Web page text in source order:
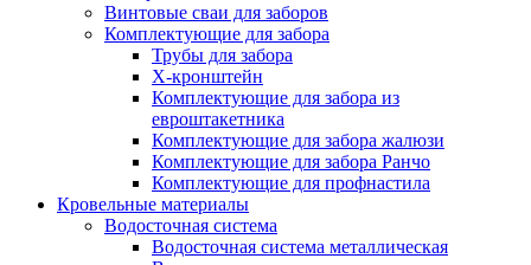
Винтовые сваи для заборов
Комплектующие для забора
Трубы для забора
Х-кронштейн
Комплектующие для забора из
евроштакетника
Комплектующие для забора жалюзи
Комплектующие для забора Ранчо
Комплектующие для профнастила
Кровельные материалы
Водосточная система
Водосточная система металлическая